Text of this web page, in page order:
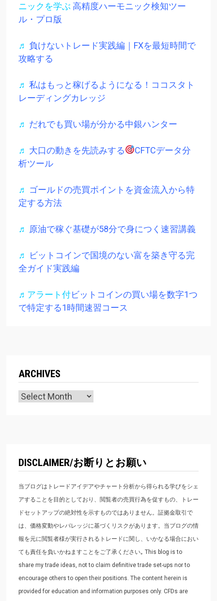
ニックを学ぶ 高精度ハーモニック検知ツー
ル・プロ版
♬ 負けないトレード実践編｜FXを最短時間で
攻略する
♬ 私はもっと稼げるようになる！ココスタト
レーディングカレッジ
♬ だれでも買い場が分かる中銀ハンター
♬ 大口の動きを先読みする
CFTCデータ分
析ツール
♬ ゴールドの売買ポイントを資金流入から特
定する方法
♬ 原油で稼ぐ基礎が58分で身につく速習講義
♬
ビットコインで国境のない富を築き守る完
全ガイド実践編
♬アラート付ビットコインの買い場を数字1つ
で特定する1時間速習コース
ARCHIVES
Archives
DISCLAIMER/お断りとお願い
当ブログはトレードアイデアやチャート分析から得られる学びをシェ
アすることを目的としており、閲覧者の売買行為を促すもの、トレー
ドセットアップの絶対性を示すものではありません。証拠金取引で
は、価格変動やレバレッジに基づくリスクがあります。当ブログの情
報を元に閲覧者様が実行されるトレードに関し、いかなる場合におい
ても責任を負いかねますことをご了承ください｡ This blog is to
share my trade ideas, not to claim definitive trade set-ups nor to
encourage others to open their positions. The content herein is
provided for education and information purposes only. CFDs are